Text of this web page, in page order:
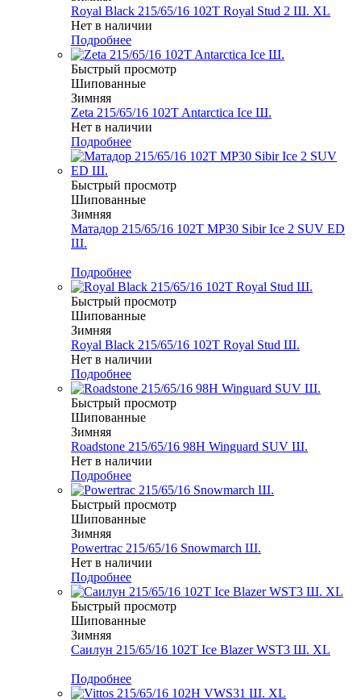
Royal Black 215/65/16 102T Royal Stud 2 Ш. XL
Нет в наличии
Подробнее
Быстрый просмотр
Шипованные
Зимняя
Zeta 215/65/16 102T Antarctica Ice Ш.
Нет в наличии
Подробнее
Быстрый просмотр
Шипованные
Зимняя
Матадор 215/65/16 102T MP30 Sibir Ice 2 SUV ED
Ш.
Подробнее
Быстрый просмотр
Шипованные
Зимняя
Royal Black 215/65/16 102T Royal Stud Ш.
Нет в наличии
Подробнее
Быстрый просмотр
Шипованные
Зимняя
Roadstone 215/65/16 98H Winguard SUV Ш.
Нет в наличии
Подробнее
Быстрый просмотр
Шипованные
Зимняя
Powertrac 215/65/16 Snowmarch Ш.
Нет в наличии
Подробнее
Быстрый просмотр
Шипованные
Зимняя
Саилун 215/65/16 102T Ice Blazer WST3 Ш. XL
Подробнее